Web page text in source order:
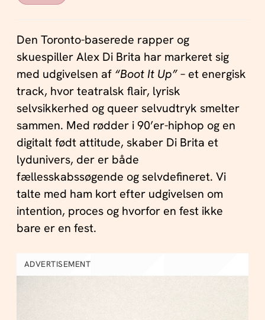
Den Toronto-baserede rapper og
skuespiller Alex Di Brita har markeret sig
med udgivelsen af “Boot It Up”– et energisk
track, hvor teatralsk flair, lyrisk
selvsikkerhed og queer selvudtryk smelter
sammen. Med rødder i 90’er-hiphop og en
digitalt født attitude, skaber Di Brita et
lydunivers, der er både
fællesskabssøgende og selvdefineret. Vi
talte med ham kort efter udgivelsen om
intention, proces og hvorfor en fest ikke
bare er en fest.
ADVERTISEMENT